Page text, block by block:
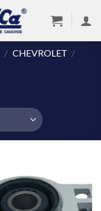
/ CHEVROLET /